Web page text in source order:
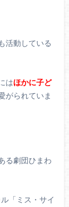
活動している
はほかに子ど
がられていま
る劇団ひまわ
「ミス・サイ